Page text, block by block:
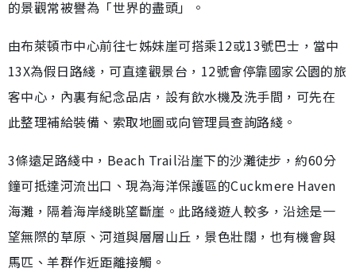
的景觀常被譽為「世界的盡頭」。
由布萊頓市中心前往七姊妹崖可搭乘12或13號巴士，當中
13X為假日路綫，可直達觀景台，12號會停靠國家公園的旅
客中心，內裏有紀念品店，設有飲水機及洗手間，可先在
此整理補給裝備、索取地圖或向管理員查詢路綫。
3條遠足路綫中，Beach Trail沿崖下的沙灘徒步，約60分
鐘可抵達河流出口、現為海洋保護區的Cuckmere Haven
海灘，隔着海岸綫眺望斷崖。此路綫遊人較多，沿途是一
望無際的草原、河道與層層山丘，景色壯闊，也有機會與
馬匹、羊群作近距離接觸。